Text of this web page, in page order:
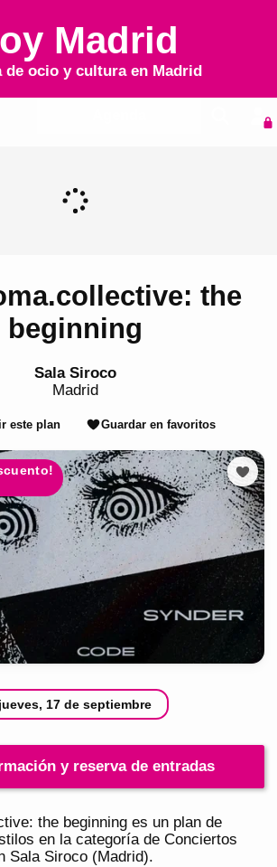
Madrid
de ocio y cultura en Madrid
the
beginning
Sala Siroco
Madrid
este plan Guardar en favoritos
jueves, 17 de septiembre
y reserva de entradas
the beginning es un plan de
en la categoría de Conciertos
Sala Siroco (Madrid).